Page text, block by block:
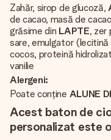
Zahăr, sirop de glucoză,
de cacao, masă de
grăsime din LAPTE, zer
sare, emulgator
cocos, proteină
vanilie
Alergeni:
Poate conține ALUNE
Acest baton de
personalizat este